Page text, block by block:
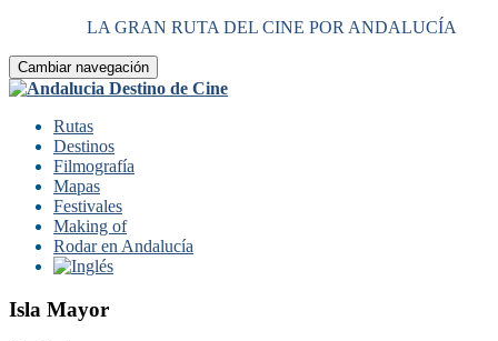
LA GRAN RUTA DEL CINE POR ANDALUCÍA
Cambiar navegación
Rutas
Destinos
Filmografía
Mapas
Festivales
Making of
Rodar en Andalucía
Isla Mayor